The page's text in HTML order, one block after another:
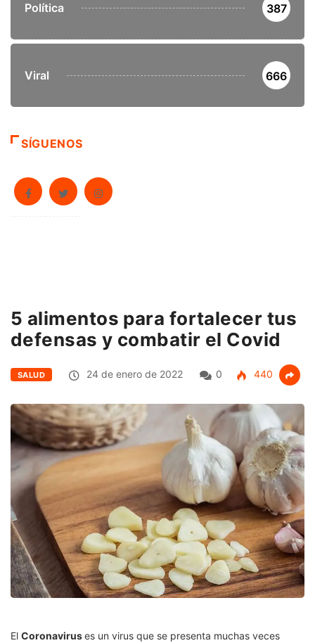
Política 387
Viral 666
SÍGUENOS
5 alimentos para fortalecer tus
defensas y combatir el Covid
SALUD 24 de enero de 2022 0 440
El Coronaviruses un virus que se presenta muchas veces